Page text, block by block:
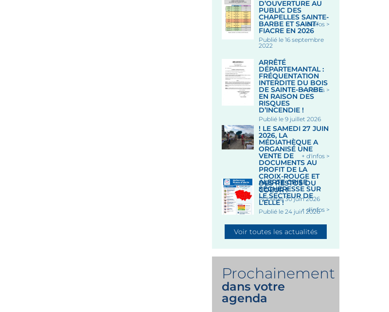
D’OUVERTURE AU
PUBLIC DES
CHAPELLES SAINTE-
BARBE ET SAINT-
FIACRE EN 2026
Publié le 16 septembre
2022
+ d'infos >
ARRÊTÉ
DÉPARTEMANTAL :
FRÉQUENTATION
INTERDITE DU BOIS
DE SAINTE-BARBE
EN RAISON DES
RISQUES
D’INCENDIE !
Publié le 9 juillet 2026
+ d'infos >
! LE SAMEDI 27 JUIN
2026, LA
MÉDIATHÈQUE A
ORGANISÉ UNE
VENTE DE
DOCUMENTS AU
PROFIT DE LA
CROIX-ROUGE ET
DES RESTOS DU
COEUR !
Publié le 30 juin 2026
+ d'infos >
ALERTE CRISE
SÉCHERESSE SUR
LE SECTEUR DE
L’ELLÉ !
Publié le 24 juin 2026
+ d'infos >
Voir toutes les actualités
Prochainement
dans votre
agenda